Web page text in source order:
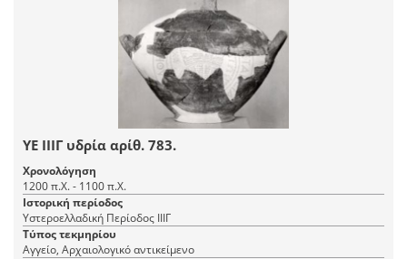
ΥΕ ΙΙΙΓ υδρία αρίθ. 783.
Χρονολόγηση
1200 π.Χ. - 1100 π.Χ.
Ιστορική περίοδος
Υστεροελλαδική Περίοδος ΙΙΙΓ
Τύπος τεκμηρίου
Αγγείο, Αρχαιολογικό αντικείμενο